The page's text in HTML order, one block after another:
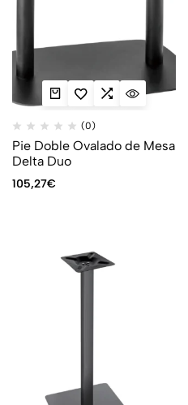
(0)
Pie Doble Ovalado de Mesa
Delta Duo
105,27€